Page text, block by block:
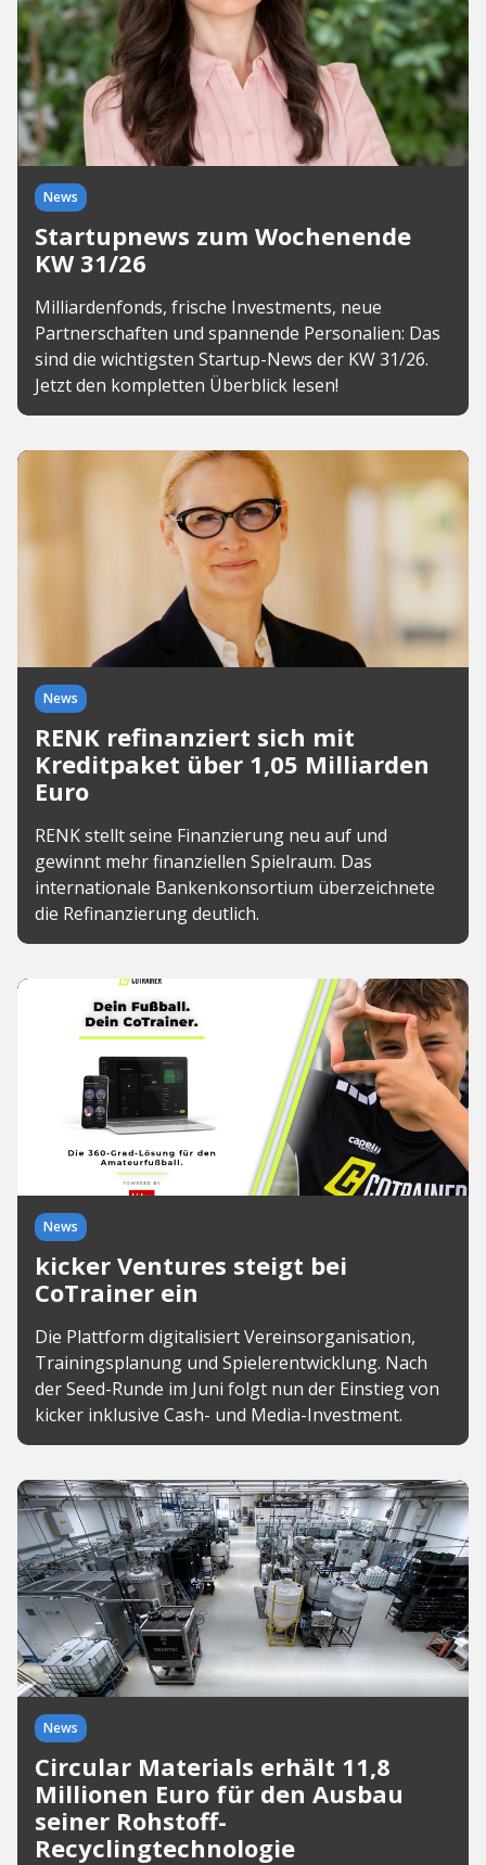
News
Startupnews zum Wochenende
KW 31/26
Milliardenfonds, frische Investments, neue
Partnerschaften und spannende Personalien: Das
sind die wichtigsten Startup-News der KW 31/26.
Jetzt den kompletten Überblick lesen!
News
RENK refinanziert sich mit
Kreditpaket über 1,05 Milliarden
Euro
RENK stellt seine Finanzierung neu auf und
gewinnt mehr finanziellen Spielraum. Das
internationale Bankenkonsortium überzeichnete
die Refinanzierung deutlich.
News
kicker Ventures steigt bei
CoTrainer ein
Die Plattform digitalisiert Vereinsorganisation,
Trainingsplanung und Spielerentwicklung. Nach
der Seed-Runde im Juni folgt nun der Einstieg von
kicker inklusive Cash- und Media-Investment.
News
Circular Materials erhält 11,8
Millionen Euro für den Ausbau
seiner Rohstoff-
Recyclingtechnologie